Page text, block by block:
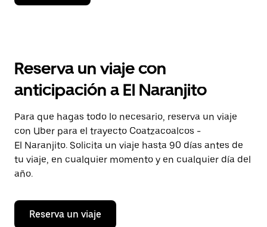
flecha
el
y
selecciona
una
fecha.
Presiona
la
tecla Esc
para
cerrar
calendario.
Reserva un viaje con
anticipación a El Naranjito
Para que hagas todo lo necesario, reserva un viaje
con Uber para el trayecto Coatzacoalcos -
El Naranjito. Solicita un viaje hasta 90 días antes de
tu viaje, en cualquier momento y en cualquier día del
año.
Reserva un viaje